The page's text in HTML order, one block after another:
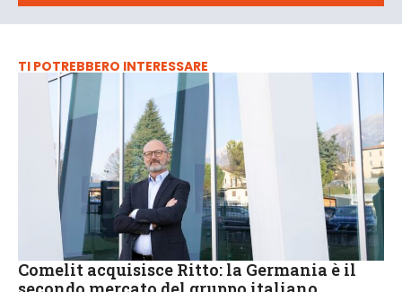
TI POTREBBERO INTERESSARE
Comelit acquisisce Ritto: la Germania è il